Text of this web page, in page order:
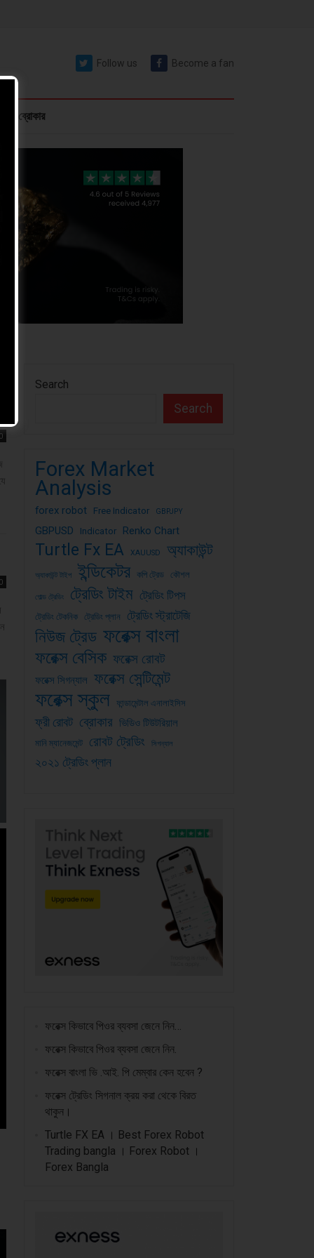
Follow us Become a fan
ব্রোকার
Search
Search
Forex Market
Analysis
forex robot Free Indicator GBPJPY
GBPUSD Indicator Renko Chart
Turtle Fx EA XAUUSD অ্যাকাউন্ট
অ্যাকাউন্ট টাইপ ইন্ডিকেটর কপি ট্রেড কৌশল
গোল্ড ট্রেডিং ট্রেডিং টাইম ট্রেডিং টিপস
ট্রেডিং টেকনিক ট্রেডিং প্লান ট্রেডিং স্ট্রাটেজি
নিউজ ট্রেড ফরেক্স বাংলা
ফরেক্স বেসিক ফরেক্স রোবট
ফরেক্স সিগন্যাল ফরেক্স সেন্টিমেন্ট
ফরেক্স স্কুল ফান্ডামেন্টাল এনালাইসিস
ফ্রী রোবট ব্রোকার ভিডিও টিউটরিয়াল
মানি ম্যানেজমেন্ট রোবট ট্রেডিং সিগন্যাল
২০২১ ট্রেডিং প্লান
ফরেক্স কিভাবে পিওর ব্যবসা জেনে নিন…
ফরেক্স কিভাবে পিওর ব্যবসা জেনে নিন.
ফরেক্স বাংলা ভি .আই. পি মেম্বার কেন হবেন ?
ফরেক্স ট্রেডিং সিগনাল ক্রয় করা থেকে বিরত
থাকুন।
Turtle FX EA । Best Forex Robot
Trading bangla । Forex Robot ।
Forex Bangla